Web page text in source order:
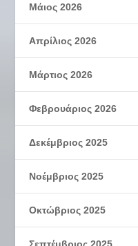
Μάιος 2026
Απρίλιος 2026
Μάρτιος 2026
Φεβρουάριος 2026
Δεκέμβριος 2025
Νοέμβριος 2025
Οκτώβριος 2025
Σεπτέμβριος 2025